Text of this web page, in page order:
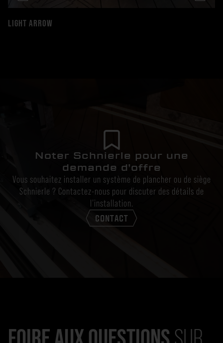
LIGHT ARROW
Noter Schnierle pour une
demande d’offre
Vous souhaitez installer un système de plancher ou de siège
Schnierle ? Contactez-nous pour discuter des détails de
l’installation.
CONTACT